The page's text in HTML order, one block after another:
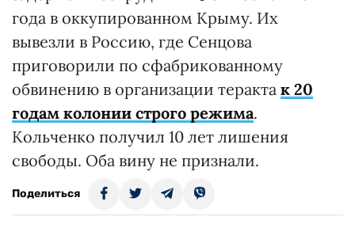
года в оккупированном Крыму. Их
вывезли в Россию, где Сенцова
приговорили по сфабрикованному
обвинению в организации теракта к 20
годам колонии строго режима.
Кольченко получил 10 лет лишения
свободы. Оба вину не признали.
Поделиться